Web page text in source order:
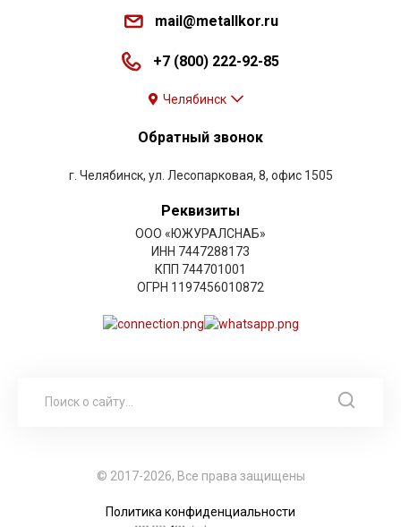
mail@metallkor.ru
+7 (800) 222-92-85
Челябинск
Обратный звонок
г. Челябинск, ул. Лесопарковая, 8, офис 1505
Реквизиты
ООО «ЮЖУРАЛСНАБ»
ИНН 7447288173
КПП 744701001
ОГРН 1197456010872
© 2017-2026, Все права защищены
Политика конфиденциальности